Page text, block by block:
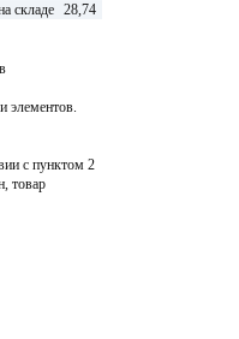
складе 28,74
элементов.
с пунктом 2
товар